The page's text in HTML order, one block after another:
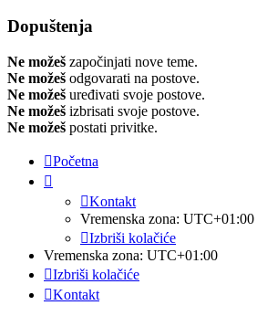
Dopuštenja
Ne možeš započinjati nove teme.
Ne možeš odgovarati na postove.
Ne možeš uređivati svoje postove.
Ne možeš izbrisati svoje postove.
Ne možeš postati privitke.
Početna
Kontakt
Vremenska zona: UTC+01:00
Izbriši kolačiće
Vremenska zona: UTC+01:00
Izbriši kolačiće
Kontakt